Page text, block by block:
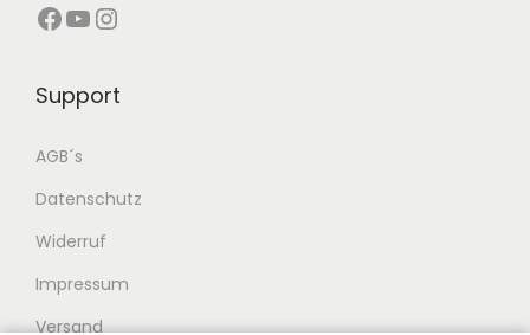
Facebook YouTube Instagram
Support
AGB´s
Datenschutz
Widerruf
Impressum
Versand